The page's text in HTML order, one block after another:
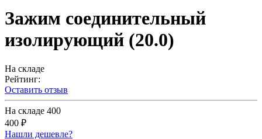
Зажим соединительный
изолирующий (20.0)
На складе
Рейтинг:
Оставить отзыв
На складе 400
400 ₽
Нашли дешевле?